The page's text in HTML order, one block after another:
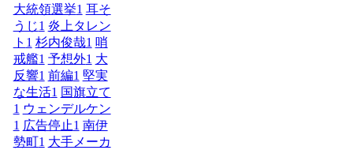
大統領選挙1 耳そ
うじ1 炎上タレン
ト 1 杉内俊哉1 哨
戒艦1 予想外1 大
反響1 前編1 堅実
な生活1 国旗立て
1 ウェンデルケン
1 広告停止1 南伊
勢町1 大手メーカ